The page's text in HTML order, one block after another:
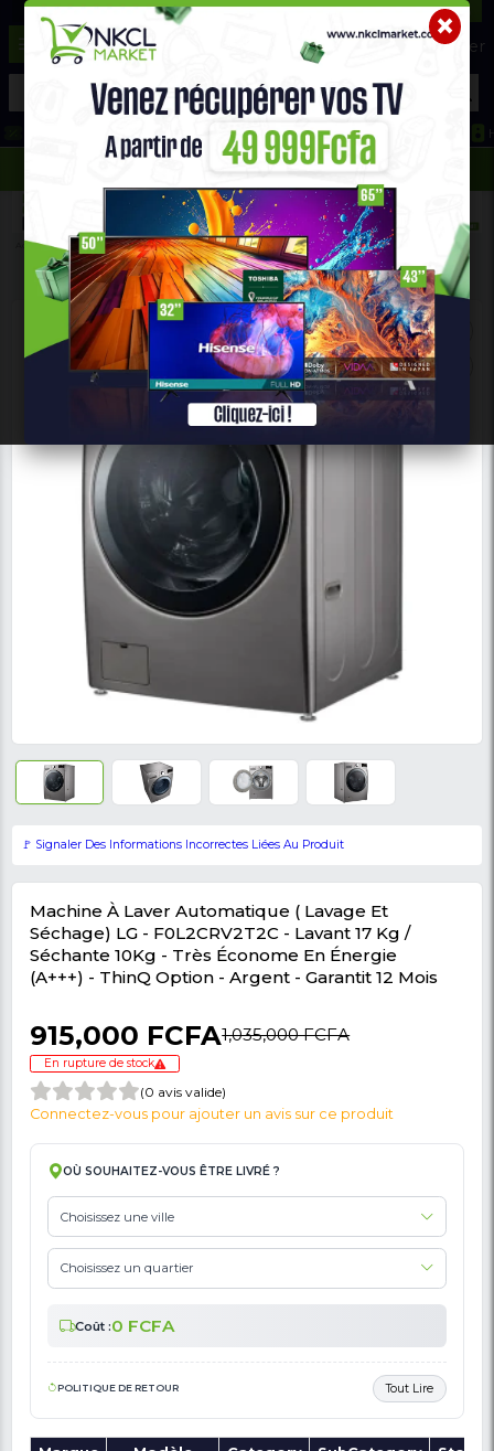
☰ Aide ?
Promo Congélateur Telephone Hightech
693 71 25 25 652 36 21 34
Gros Électro Ménager MACHINE À LAVER AUTOMATIQUE
🚩 Signaler Des Informations Incorrectes Liées Au Produit
Machine À Laver Automatique ( Lavage Et
Séchage) LG - F0L2CRV2T2C - Lavant 17
Séchante 10Kg - Très Économe En
(A+++) - ThinQ Option - Argent - Garantit
915,000 FCFA1,035,000 FCFA
En rupture de stock
(0 avis valide)
Connectez-vous pour ajouter un avis sur ce produit